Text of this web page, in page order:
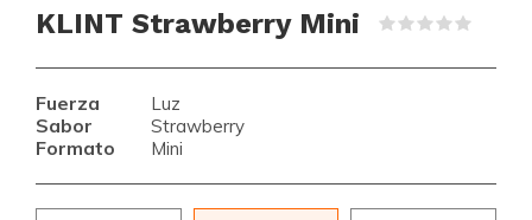
KLINT Strawberry Mini
Fuerza Luz
Sabor Strawberry
Formato Mini